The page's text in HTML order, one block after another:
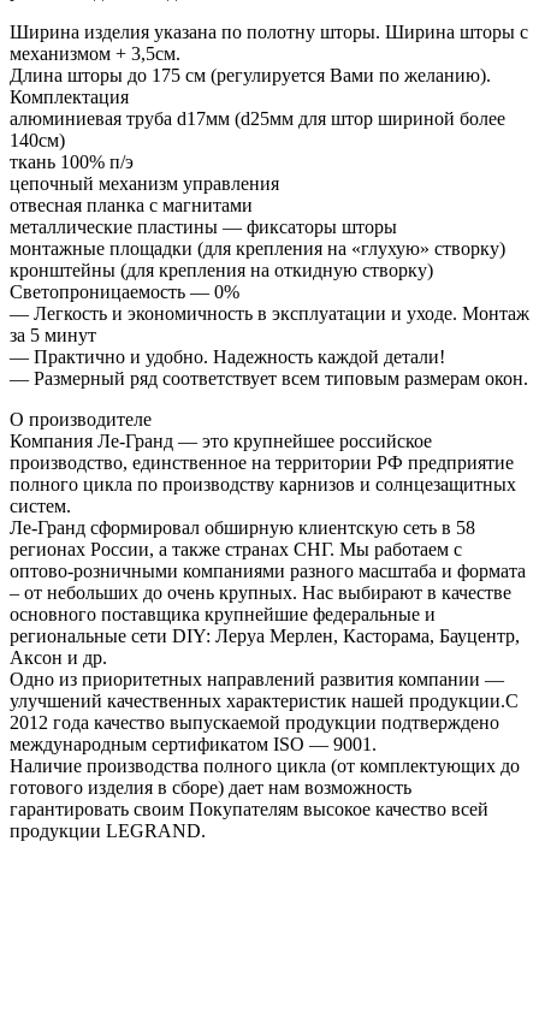
Ширина изделия указана по полотну шторы. Ширина шторы с
механизмом + 3,5см.
Длина шторы до 175 см (регулируется Вами по желанию).
Комплектация
алюминиевая труба d17мм (d25мм для штор шириной более
140см)
ткань 100% п/э
цепочный механизм управления
отвесная планка с магнитами
металлические пластины — фиксаторы шторы
монтажные площадки (для крепления на «глухую» створку)
кронштейны (для крепления на откидную створку)
Светопроницаемость — 0%
— Легкость и экономичность в эксплуатации и уходе. Монтаж
за 5 минут
— Практично и удобно. Надежность каждой детали!
— Размерный ряд соответствует всем типовым размерам окон.
О производителе
Компания Ле-Гранд — это крупнейшее российское
производство, единственное на территории РФ предприятие
полного цикла по производству карнизов и солнцезащитных
систем.
Ле-Гранд сформировал обширную клиентскую сеть в 58
регионах России, а также странах СНГ. Мы работаем с
оптово-розничными компаниями разного масштаба и формата
– от небольших до очень крупных. Нас выбирают в качестве
основного поставщика крупнейшие федеральные и
региональные сети DIY: Леруа Мерлен, Касторама, Бауцентр,
Аксон и др.
Одно из приоритетных направлений развития компании —
улучшений качественных характеристик нашей продукции.С
2012 года качество выпускаемой продукции подтверждено
международным сертификатом ISO — 9001.
Наличие производства полного цикла (от комплектующих до
готового изделия в сборе) дает нам возможность
гарантировать своим Покупателям высокое качество всей
продукции LEGRAND.